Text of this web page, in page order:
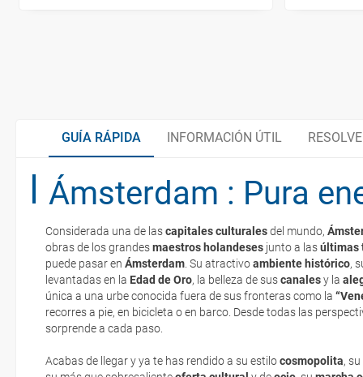
GUÍA RÁPIDA INFORMACIÓN ÚTIL
Ámsterdam : Pura
Considerada una de lascapitales culturalesdel mundo,
obras de los grandesmaestros holandeses junto a lasúltimas
puede pasar en Ámsterdam . Su atractivoambiente histórico,
levantadas en la Edad de Oro, la belleza de suscanalesy la
única a una urbe conocida fuera de sus fronteras como la
recorres a pie, en bicicleta o en barco. Desde todas las
sorprende a cada paso.
Acabas de llegar y ya te has rendido a su estilocosmopolita,
Organiza tu viaje
Documentación y descuentos
Embajadas y consulados
La documentación de tu reserva te será enviada por mail en el
esté realizado completamente.
Respecto a las tarjetas de embarque, casi todas las compañías
electrónicos por lo que podrás obtenerlas directamente en los
realizando el check-in por su web.
Eso sí, deberás estar atento si viajas con una compañía low cost,